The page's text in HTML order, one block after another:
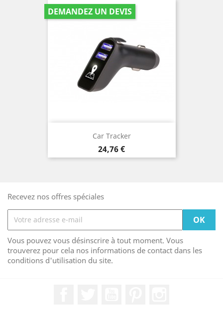
Car Tracker
Prix
24,76 €
DEMANDEZ UN DEVIS
Recevez nos offres spéciales
Vous pouvez vous désinscrire à tout moment. Vous
trouverez pour cela nos informations de contact dans les
conditions d'utilisation du site.